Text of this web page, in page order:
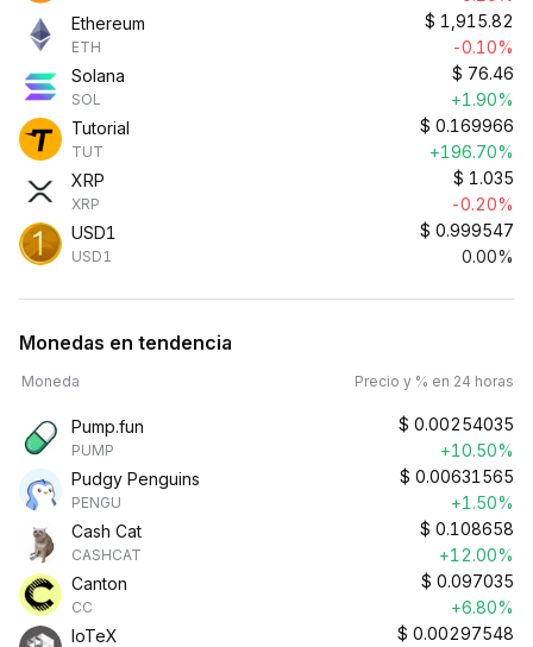
Ethereum
ETH
$ 1,915.82
-0.10%
Solana
SOL
$ 76.46
+1.90%
Tutorial
TUT
$ 0.169966
+196.70%
XRP
XRP
$ 1.035
-0.20%
USD1
USD1
$ 0.999547
0.00%
Monedas en tendencia
Moneda Precio y % en 24 horas
Pump.fun
PUMP
$ 0.00254035
+10.50%
Pudgy Penguins
PENGU
$ 0.00631565
+1.50%
Cash Cat
CASHCAT
$ 0.108658
+12.00%
Canton
CC
$ 0.097035
+6.80%
IoTeX
$ 0.00297548